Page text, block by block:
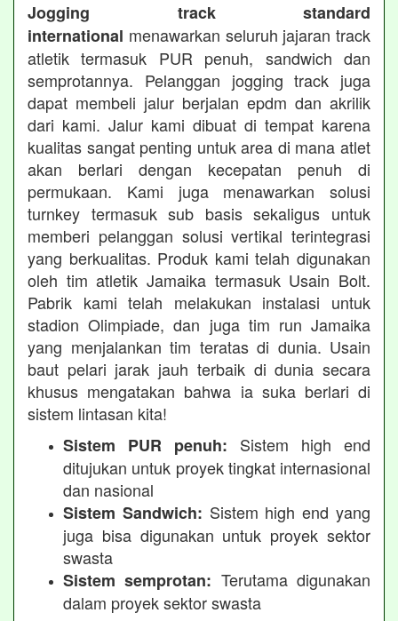
Jogging track standard
international menawarkan seluruh jajaran track
atletik termasuk PUR penuh, sandwich dan
semprotannya. Pelanggan jogging track juga
dapat membeli jalur berjalan epdm dan akrilik
dari kami. Jalur kami dibuat di tempat karena
kualitas sangat penting untuk area di mana atlet
akan berlari dengan kecepatan penuh di
permukaan. Kami juga menawarkan solusi
turnkey termasuk sub basis sekaligus untuk
memberi pelanggan solusi vertikal terintegrasi
yang berkualitas. Produk kami telah digunakan
oleh tim atletik Jamaika termasuk Usain Bolt.
Pabrik kami telah melakukan instalasi untuk
stadion Olimpiade, dan juga tim run Jamaika
yang menjalankan tim teratas di dunia. Usain
baut pelari jarak jauh terbaik di dunia secara
khusus mengatakan bahwa ia suka berlari di
sistem lintasan kita!
Sistem PUR penuh: Sistem high end
ditujukan untuk proyek tingkat internasional
dan nasional
Sistem Sandwich: Sistem high end yang
juga bisa digunakan untuk proyek sektor
swasta
Sistem semprotan: Terutama digunakan
dalam proyek sektor swasta